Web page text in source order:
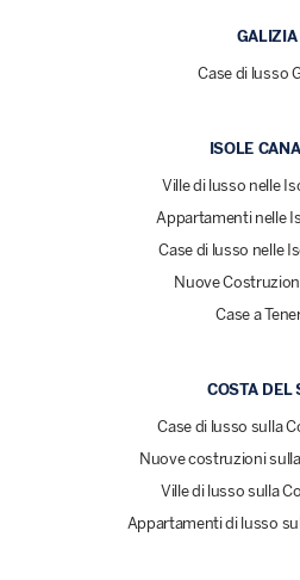
GALIZIA
Case di lusso
ISOLE
Ville di lusso nelle
Appartamenti nelle
Case di lusso nelle
Nuove
Case a
COSTA DEL
Case di lusso sulla
Nuove costruzioni
Ville di lusso sulla
Appartamenti di lusso